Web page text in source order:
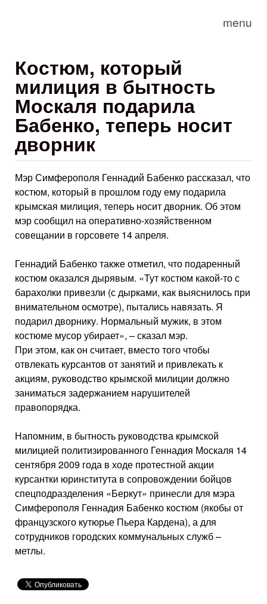
menu
Костюм, который
милиция в бытность
Москаля подарила
Бабенко, теперь носит
дворник
Мэр Симферополя Геннадий Бабенко рассказал, что
костюм, который в прошлом году ему подарила
крымская милиция, теперь носит дворник. Об этом
мэр сообщил на оперативно-хозяйственном
совещании в горсовете 14 апреля.
Геннадий Бабенко также отметил, что подаренный
костюм оказался дырявым. «Тут костюм какой-то с
барахолки привезли (с дырками, как выяснилось при
внимательном осмотре), пытались навязать. Я
подарил дворнику. Нормальный мужик, в этом
костюме мусор убирает», – сказал мэр.
При этом, как он считает, вместо того чтобы
отвлекать курсантов от занятий и привлекать к
акциям, руководство крымской милиции должно
заниматься задержанием нарушителей
правопорядка.
Напомним, в бытность руководства крымской
милицией политизированного Геннадия Москаля 14
сентября 2009 года в ходе протестной акции
курсантки юринститута в сопровождении бойцов
спецподразделения «Беркут» принесли для мэра
Симферополя Геннадия Бабенко костюм (якобы от
французского кутюрье Пьера Кардена), а для
сотрудников городских коммунальных служб –
метлы.